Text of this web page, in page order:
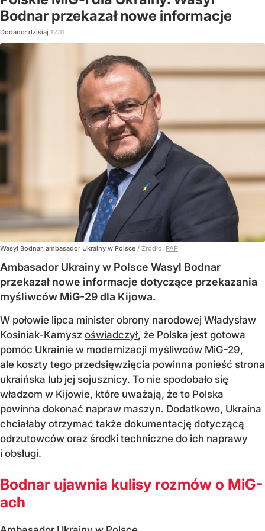
Bodnar przekazał nowe informacje
Dodano: dzisiaj 12:11
Wasyl Bodnar, ambasador Ukrainy w Polsce / Źródło: PAP
Ambasador Ukrainy w Polsce Wasyl Bodnar
przekazał nowe informacje dotyczące przekazania
myśliwców MiG-29 dla Kijowa.
W połowie lipca minister obrony narodowej Władysław
Kosiniak-Kamysz oświadczył, że Polska jest gotowa
pomóc Ukrainie w modernizacji myśliwców MiG-29,
ale koszty tego przedsięwzięcia powinna ponieść strona
ukraińska lub jej sojusznicy. To nie spodobało się
władzom w Kijowie, które uważają, że to Polska
powinna dokonać napraw maszyn. Dodatkowo, Ukraina
chciałaby otrzymać także dokumentację dotyczącą
odrzutowców oraz środki techniczne do ich naprawy
i obsługi.
Bodnar ujawnia kulisy rozmów o MiG-
ach